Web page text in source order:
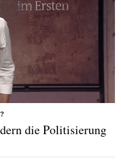
die Politisierung